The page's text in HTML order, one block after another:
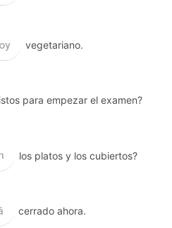
vegetariano.
para empezar el examen?
los platos y los cubiertos?
cerrado ahora.